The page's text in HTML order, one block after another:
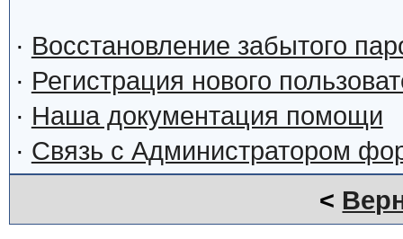
· Восстановление забытого
· Регистрация нового
· Наша документация помощи
· Связь с Администратором
<